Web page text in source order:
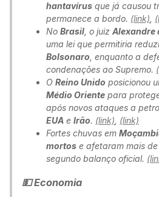
hantavírus que já causou
permanece a bordo. (link)
No Brasil , o juiz Alexandre
uma lei que permitiria
Bolsonaro , enquanto a
condenações ao Supremo.
O Reino Unido posicionou
Médio Oriente para
após novos ataques a
EUA e Irão. (link) (link)
Fortes chuvas em
mortos e afetaram mais de
segundo balanço oficial.
💵 Economia